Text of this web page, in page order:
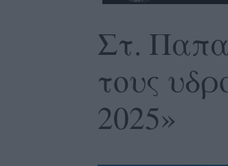
Στ.
τους
2025»